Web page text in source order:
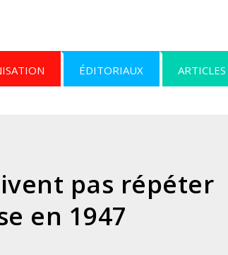
ÉDITORIAUX ARTICLES
pas répéter
en 1947